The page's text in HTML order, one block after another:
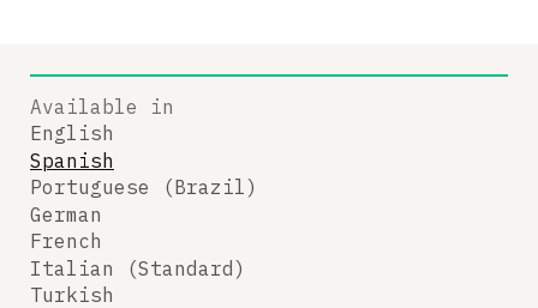
Available in
English
Spanish
Portuguese (Brazil)
German
French
Italian (Standard)
Turkish